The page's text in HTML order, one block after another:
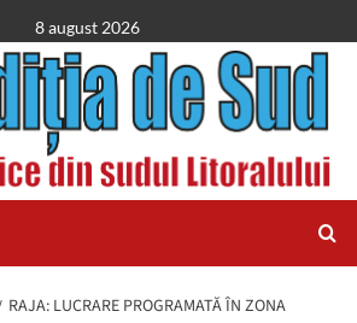
8 august 2026
RAJA: LUCRARE PROGRAMATĂ ÎN ZONA